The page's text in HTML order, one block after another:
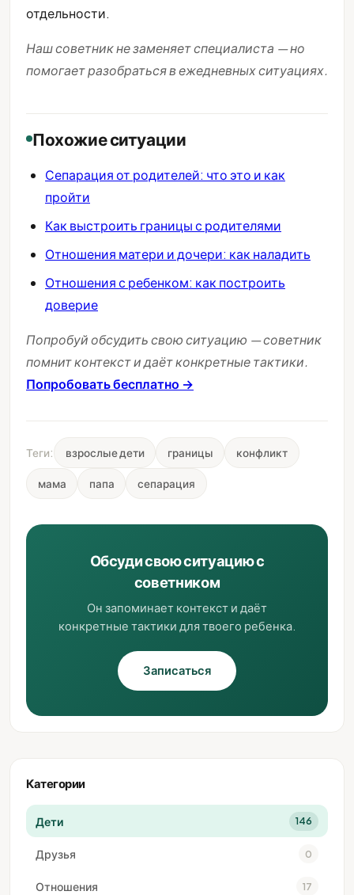
отдельности.
Наш советник не заменяет специалиста — но
помогает разобраться в ежедневных ситуациях.
Похожие ситуации
Сепарация от родителей: что это и как
пройти
Как выстроить границы с родителями
Отношения матери и дочери: как наладить
Отношения с ребенком: как построить
доверие
Попробуй обсудить свою ситуацию — советник
помнит контекст и даёт конкретные тактики.
Попробовать бесплатно →
Теги: взрослые дети границы конфликт
мама папа сепарация
Обсуди свою ситуацию с
советником
Он запоминает контекст и даёт
конкретные тактики для твоего ребенка.
Записаться
Категории
Дети 146
Друзья 0
Отношения 17